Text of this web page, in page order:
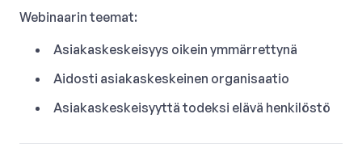
Webinaarin teemat:
Asiakaskeskeisyys oikein ymmärrettynä
Aidosti asiakaskeskeinen organisaatio
Asiakaskeskeisyyttä todeksi elävä henkilöstö